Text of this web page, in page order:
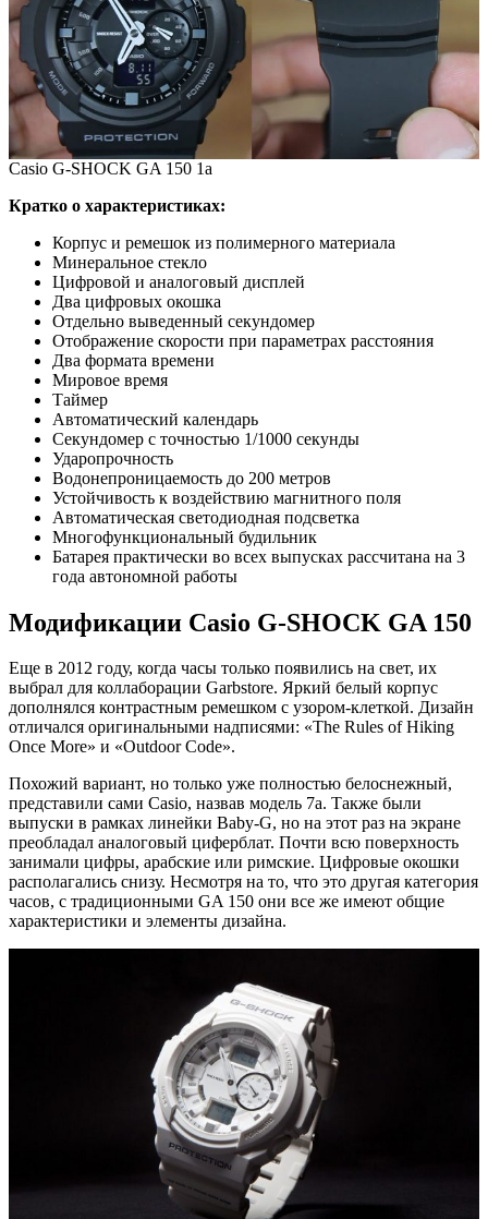
Casio G-SHOCK GA 150 1a
Кратко о характеристиках:
Корпус и ремешок из полимерного материала
Минеральное стекло
Цифровой и аналоговый дисплей
Два цифровых окошка
Отдельно выведенный секундомер
Отображение скорости при параметрах расстояния
Два формата времени
Мировое время
Таймер
Автоматический календарь
Секундомер с точностью 1/1000 секунды
Ударопрочность
Водонепроницаемость до 200 метров
Устойчивость к воздействию магнитного поля
Автоматическая светодиодная подсветка
Многофункциональный будильник
Батарея практически во всех выпусках рассчитана на 3
года автономной работы
Модификации Casio G-SHOCK GA 150
Еще в 2012 году, когда часы только появились на свет, их
выбрал для коллаборации Garbstore. Яркий белый корпус
дополнялся контрастным ремешком с узором-клеткой. Дизайн
отличался оригинальными надписями: «The Rules of Hiking
Once More» и «Outdoor Code».
Похожий вариант, но только уже полностью белоснежный,
представили сами Casio, назвав модель 7a. Также были
выпуски в рамках линейки Baby-G, но на этот раз на экране
преобладал аналоговый циферблат. Почти всю поверхность
занимали цифры, арабские или римские. Цифровые окошки
располагались снизу. Несмотря на то, что это другая категория
часов, с традиционными GA 150 они все же имеют общие
характеристики и элементы дизайна.